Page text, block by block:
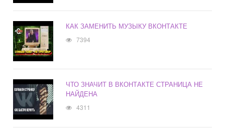
КАК ЗАМЕНИТЬ МУЗЫКУ ВКОНТАКТЕ
7394
ЧТО ЗНАЧИТ В ВКОНТАКТЕ СТРАНИЦА НЕ
НАЙДЕНА
4311